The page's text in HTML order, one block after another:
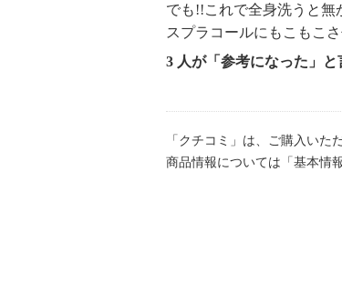
発酵液、サッカロミセス
酵液、グルコノバクター
柔軟、なめらか、皮膚の
コラーゲン／潤い、ハリ
ナチュラルクレンジング
果実エキス／ハリ、潤い
でも!!これで全身洗うと無
スプラコールにもこもこ
3 人が「参考になった」
「クチコミ」は、ご購入いた
商品情報については「基本情